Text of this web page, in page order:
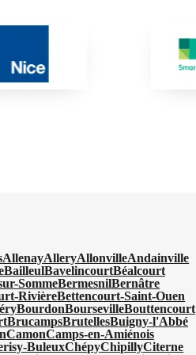
AllenayAlleryAllonvilleAndainville
BailleulBavelincourtBéalcourt
SommeBermesnilBernâtre
RivièreBettencourt-Saint-Ouen
BourdonBoursevilleBouttencourt
BrucampsBrutellesBuigny-l'Abbé
CamonCamps-en-Amiénois
BuleuxChépyChipillyCiterne